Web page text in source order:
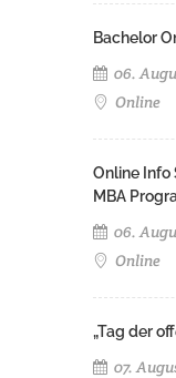
Bachelor
06.
Online
Online Info
MBA
06.
Online
„Tag der
07.